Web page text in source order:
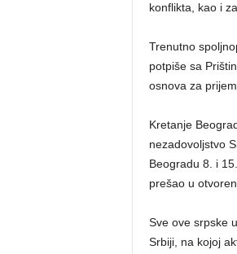
konflikta, kao i
Trenutno
potpiše sa
osnova za
Kretanje
nezadovoljstvo
Beogradu 8. i
prešao u
Sve ove srpske
Srbiji, na kojoj